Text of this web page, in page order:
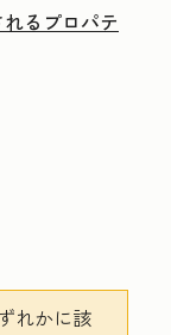
るプロパテ
れかに該